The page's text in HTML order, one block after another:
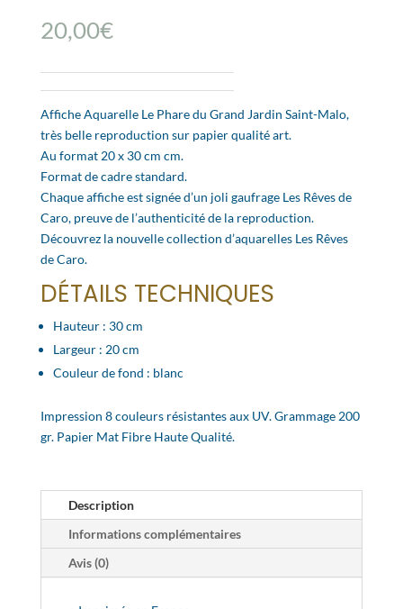
20,00€
Affiche Aquarelle Le Phare du Grand Jardin Saint-Malo,
très belle reproduction sur papier qualité art.
Au format 20 x 30 cm cm.
Format de cadre standard.
Chaque affiche est signée d’un joli gaufrage Les Rêves de
Caro, preuve de l’authenticité de la reproduction.
Découvrez la nouvelle collection d’aquarelles Les Rêves
de Caro.
DÉTAILS TECHNIQUES
Hauteur : 30 cm
Largeur : 20 cm
Couleur de fond : blanc
Impression 8 couleurs résistantes aux UV. Grammage 200
gr. Papier Mat Fibre Haute Qualité.
Description
Informations complémentaires
Avis (0)